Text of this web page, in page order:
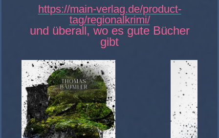
https://main-verlag.de/product-
tag/regionalkrimi/
und überall, wo es gute Bücher
gibt